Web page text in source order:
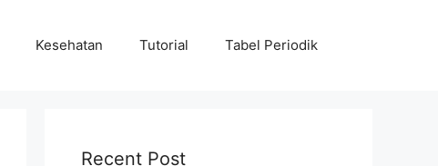
Kesehatan Tutorial Tabel Periodik
Recent Post